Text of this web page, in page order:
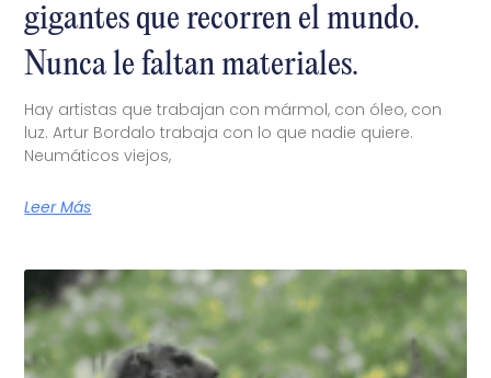
gigantes que recorren el mundo.
Nunca le faltan materiales.
Hay artistas que trabajan con mármol, con óleo, con
luz. Artur Bordalo trabaja con lo que nadie quiere.
Neumáticos viejos,
Leer Más